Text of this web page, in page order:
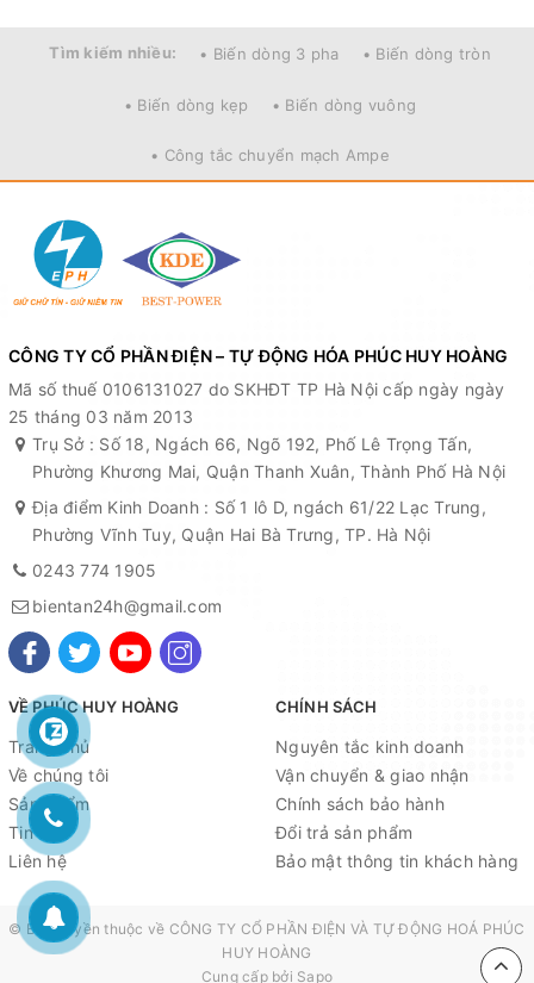
Tìm kiếm nhiều: • Biến dòng 3 pha • Biến dòng tròn
• Biến dòng kẹp • Biến dòng vuông
• Công tắc chuyển mạch Ampe
CÔNG TY CỔ PHẦN ĐIỆN – TỰ ĐỘNG HÓA PHÚC HUY HOÀNG
Mã số thuế 0106131027 do SKHĐT TP Hà Nội cấp ngày ngày
25 tháng 03 năm 2013
Trụ Sở : Số 18, Ngách 66, Ngõ 192, Phố Lê Trọng Tấn,
Phường Khương Mai, Quận Thanh Xuân, Thành Phố Hà Nội
Địa điểm Kinh Doanh : Số 1 lô D, ngách 61/22 Lạc Trung,
Phường Vĩnh Tuy, Quận Hai Bà Trưng, TP. Hà Nội
0243 774 1905
bientan24h@gmail.com
VỀ PHÚC HUY HOÀNG
Trang chủ
Về chúng tôi
Sản phẩm
Tin tức
Liên hệ
CHÍNH SÁCH
Nguyên tắc kinh doanh
Vận chuyển & giao nhận
Chính sách bảo hành
Đổi trả sản phẩm
Bảo mật thông tin khách hàng
© Bản quyền thuộc về CÔNG TY CỔ PHẦN ĐIỆN VÀ TỰ ĐỘNG HOÁ PHÚC
HUY HOÀNG
Cung cấp bởi Sapo